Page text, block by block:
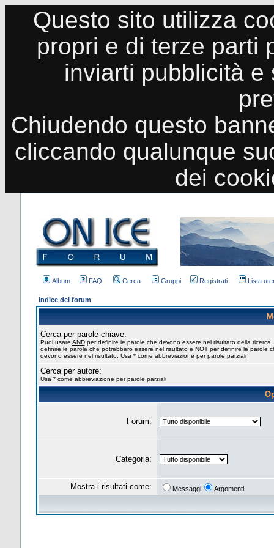
Questo sito utilizza
propri e di terze parti
inviarti pubblicità
Chiudendo questo
cliccando qualunque
dei
Album FAQ Cerca Gruppi Registrati Lista
Indice del forum
Cerca per parole chiave:
Puoi usare ANDper definire le parole che devono essere nel risultato della ricerca,
definire le parole che potrebbero essere nel risultato e NOTper definire le parole
devono essere nel risultato. Usa * come abbreviazione per parole parziali
Cerca per autore:
Usa * come abbreviazione per parole parziali
Forum:
Categoria:
Mostra i risultati come: Messaggi Argomenti